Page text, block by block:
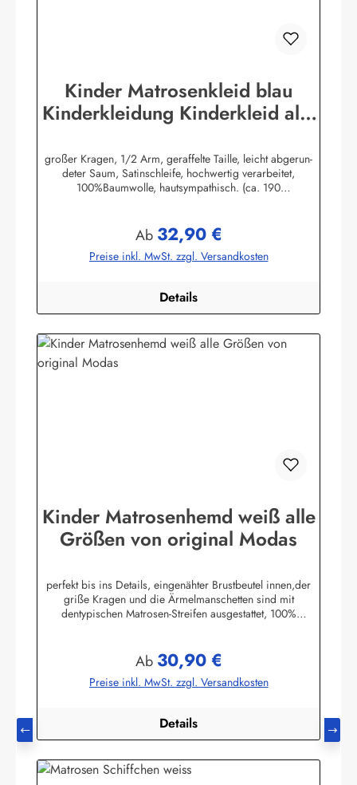
Kinder Matrosenkleid blau
Kinderkleidung Kinderkleid alle
großer Kragen, 1/2 Arm, geraffelte Taille, leicht abgerun-
deter Saum, Satinschleife, hochwertig verarbeitet,
100%Baumwolle, hautsympathisch. (ca. 190
bekleidung.de
Regulärer Preis:
Ab 32,90 €
Preise inkl. MwSt. zzgl. Versandkosten
Details
Kinder Matrosenhemd weiß alle
Größen von original Modas
perfekt bis ins Details, eingenähter Brustbeutel innen,der
griße Kragen und die Ärmelmanschetten sind mit
dentypischen Matrosen-Streifen ausgestattet, 100%
Wittmundinfo@modas-bekleidung.de
Regulärer Preis:
Ab 30,90 €
Preise inkl. MwSt. zzgl. Versandkosten
Details